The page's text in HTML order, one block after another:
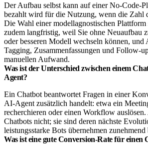
Der Aufbau selbst kann auf einer No-Code-
bezahlt wird für die Nutzung, wenn die Zahl
Die Wahl einer modellagnostischen
zudem langfristig, weil Sie ohne Neuaufbau
oder besseren Modell wechseln können, und
Tagging, Zusammenfassungen und Follow-
manuellen Aufwand.
Was ist der Unterschied zwischen einem
Agent?
Ein Chatbot beantwortet Fragen in einer
AI-Agent zusätzlich handelt: etwa ein
recherchieren oder einen Workflow auslösen.
Chatbots nicht; sie sind deren nächste
leistungsstarke Bots übernehmen zunehmend
Was ist eine gute Conversion-Rate für einen